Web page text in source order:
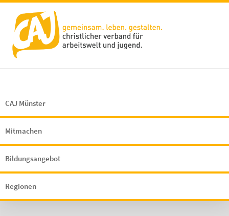
CAJ Münster
Mitmachen
Bildungsangebot
Regionen